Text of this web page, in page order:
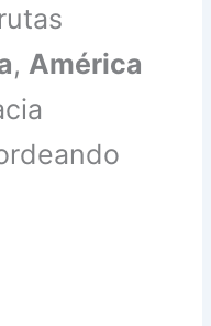
, América